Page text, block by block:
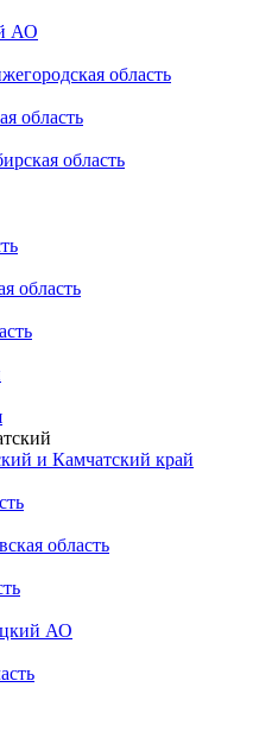
АО
область
область
область
область
и Камчатский край
область
АО